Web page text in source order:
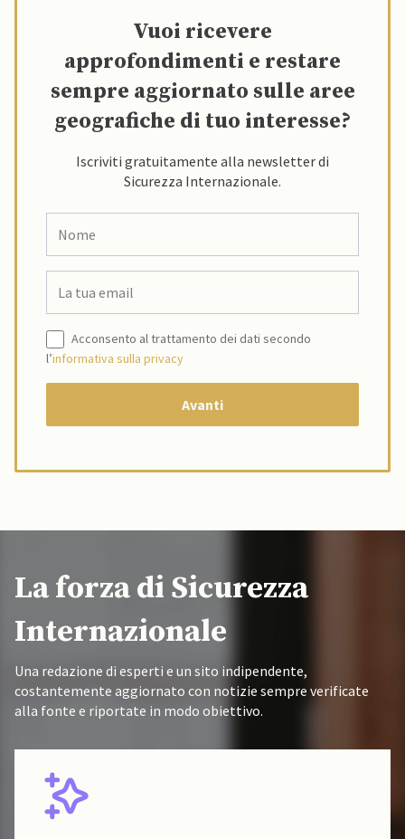
Vuoi ricevere
approfondimenti e restare
sempre aggiornato sulle aree
geografiche di tuo interesse?
Iscriviti gratuitamente alla newsletter di
Sicurezza Internazionale.
Acconsento al trattamento dei dati secondo
l’informativa sulla privacy
La forza di Sicurezza
Internazionale
Una redazione di esperti e un sito indipendente,
costantemente aggiornato con notizie sempre verificate
alla fonte e riportate in modo obiettivo.